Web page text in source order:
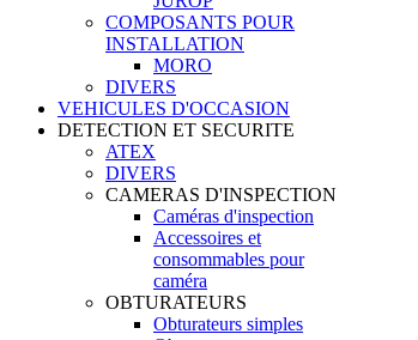
COMPOSANTS POUR
INSTALLATION
MORO
DIVERS
VEHICULES D'OCCASION
DETECTION ET SECURITE
ATEX
DIVERS
CAMERAS D'INSPECTION
Caméras d'inspection
Accessoires et
consommables pour
caméra
OBTURATEURS
Obturateurs simples